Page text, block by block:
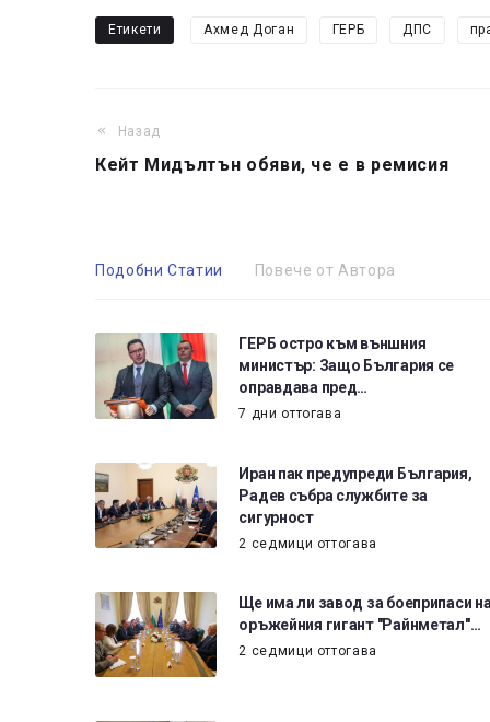
Етикети Ахмед Доган ГЕРБ ДПС
Назад
Кейт Мидълтън обяви, че е в ремисия
Подобни Статии Повече от Автора
ГЕРБ остро към външния
министър: Защо България се
оправдава пред…
7 дни оттогава
Иран пак предупреди България,
Радев събра службите за
сигурност
2 седмици оттогава
Ще има ли завод за боеприпаси
оръжейния гигант "Райнметал"…
2 седмици оттогава